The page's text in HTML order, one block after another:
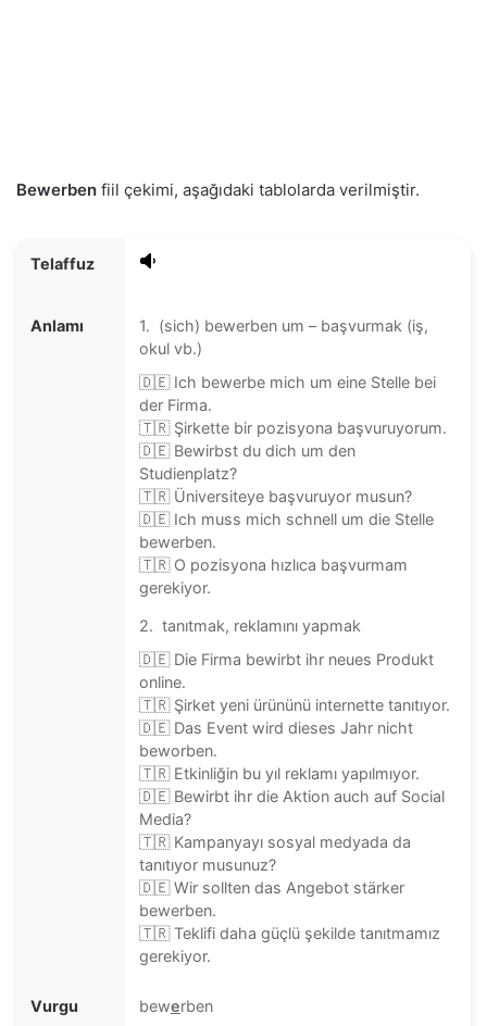
Bewerben fiil çekimi, aşağıdaki tablolarda verilmiştir.
Telaffuz
Anlamı
1. (sich) bewerben um – başvurmak (iş,
okul vb.)
🇩🇪 Ich bewerbe mich um eine Stelle bei
der Firma.
🇹🇷 Şirkette bir pozisyona başvuruyorum.
🇩🇪 Bewirbst du dich um den
Studienplatz?
🇹🇷 Üniversiteye başvuruyor musun?
🇩🇪 Ich muss mich schnell um die Stelle
bewerben.
🇹🇷 O pozisyona hızlıca başvurmam
gerekiyor.
2. tanıtmak, reklamını yapmak
🇩🇪 Die Firma bewirbt ihr neues Produkt
online.
🇹🇷 Şirket yeni ürününü internette tanıtıyor.
🇩🇪 Das Event wird dieses Jahr nicht
beworben.
🇹🇷 Etkinliğin bu yıl reklamı yapılmıyor.
🇩🇪 Bewirbt ihr die Aktion auch auf Social
Media?
🇹🇷 Kampanyayı sosyal medyada da
tanıtıyor musunuz?
🇩🇪 Wir sollten das Angebot stärker
bewerben.
🇹🇷 Teklifi daha güçlü şekilde tanıtmamız
gerekiyor.
Vurgu bewerben